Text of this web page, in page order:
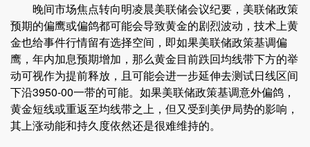
晚间市场焦点转向明凌晨美联储会议纪要，美联储政策
预期的偏鹰或偏鸽都可能会导致黄金的剧烈波动，技术上黄
金也给事件行情留有选择空间，即如果美联储政策基调偏
鹰，年内加息预期增加，那么黄金目前跌回均线带下方的举
动可视作为提前释放，且可能会进一步延伸去测试日线区间
下沿3950-00一带的可能。如果美联储政策基调意外偏鸽，
黄金短线或重返至均线带之上，但又受到美伊局势的影响，
其上涨动能和持久度依然还是很难维持的。